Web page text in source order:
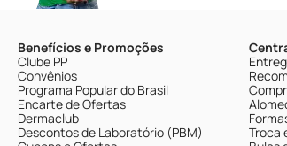
Benefícios e Promoções
Clube PP
Convênios
Programa Popular do Brasil
Encarte de Ofertas
Dermaclub
Descontos de Laboratório (PBM)
Troca